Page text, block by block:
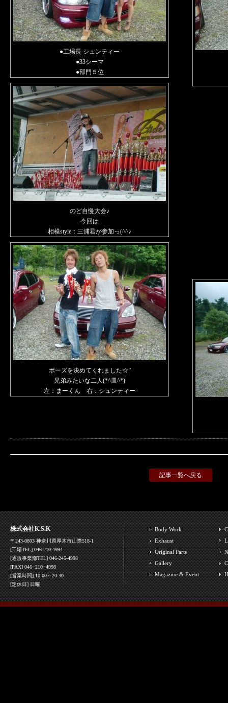
●工場長 シュンティー
●33シーマ
●部門５位
のど自慢大会♪
今回は
相模style：三浦君が参加っ(^^♪
ポーズを決めてくれました☆”
兄弟みたいな二人(*^皿^*)
左：まーくん 右：シュンティー
記事一覧へ戻る
株式会社K.S.K
〒243-0803 神奈川県厚木市山際518-1
[工場TEL] 046-210-4994
[通販事業部TEL] 046-245-4998
[FAX] 046−210−4998
[営業時間] 10:00～20:30
[定休日] 日曜
Body Work
Exhaust
Original Parts
Gallery
Magazine & Event